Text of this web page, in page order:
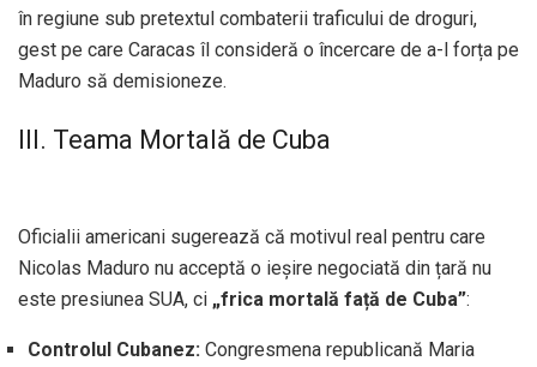
în regiune sub pretextul combaterii traficului de droguri,
gest pe care Caracas îl consideră o încercare de a-l forța pe
Maduro să demisioneze.
III. Teama Mortală de Cuba
Oficialii americani sugerează că motivul real pentru care
Nicolas Maduro nu acceptă o ieșire negociată din țară nu
este presiunea SUA, ci „frica mortală față de Cuba”:
Controlul Cubanez: Congresmena republicană Maria